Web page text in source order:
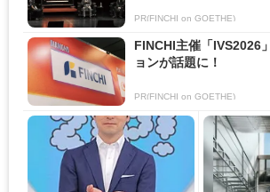
PR(FINCHI on GOETHE)
FINCHI主催「IVS2026
ョンが話題に！
PR(FINCHI on GOETHE)